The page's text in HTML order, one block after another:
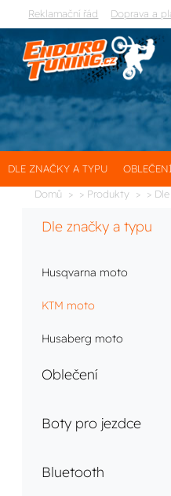
Reklamační řád Doprava a
DLE ZNAČKY A TYPU
Domů > Produkty >
Dle značky a typu
Husqvarna moto
KTM moto
Husaberg moto
Oblečení
Boty pro jezdce
Bluetooth